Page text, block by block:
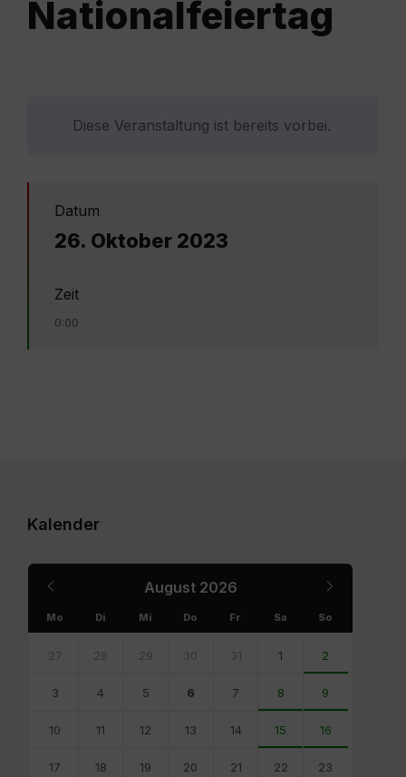
Nationalfeiertag
Diese Veranstaltung ist bereits vorbei.
Datum
26. Oktober 2023
Zeit
0:00
Kalender
August 2026
Month
Mo Di Mi Do Fr Sa So
calendar
27 28 29 30 31 1 2
3 4 5 6 7 8 9
10 11 12 13 14 15 16
17 18 19 20 21 22 23